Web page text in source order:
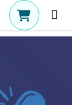
Hľadať